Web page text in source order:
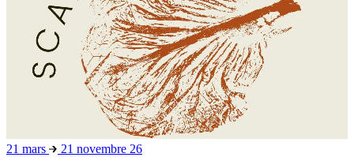
21 mars 21 novembre 26